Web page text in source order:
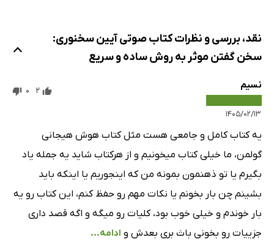
نقد، بررسی و نظرات کتاب صوتی آیین سخنوری:
سخن گفتن موثر به روش ساده و سریع
نسیم
۱۴۰۵/۰۲/۱۳
2
0
یه کتاب کامل و جامعی هست مثل کتاب هوش هیجانی
گولمن، ما خیلی کتاب میخونیم و از هرکتاب شاید یه جمله یاد
بگیرم یا تو ذهنمون بمونه من که اینجوریم یا اینکه باید
بشینم چن بار بخونم یا نکات مهم رو حفظ کنم، این کتاب رو یه
بار خوندم و خیلی خوب بود، کلیات رو میگه و اگه قصد داری
جزییات رو بخونی باث بری بعدش و ادامه...